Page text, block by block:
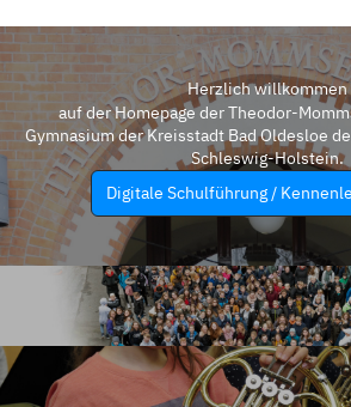
Herzlich willkommen
auf der Homepage der Theodor-
Gymnasium der Kreisstadt Bad Oldesloe
Schleswig-Holstein.
Digitale Schulführung /